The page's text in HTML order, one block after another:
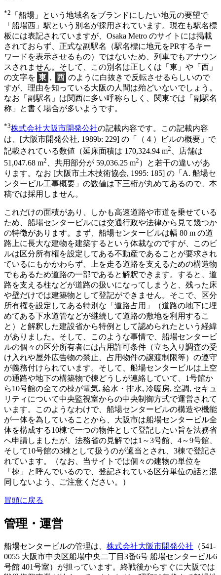
*2
「船場」という地域名をブランドにしたい地元の要望で
「船場西」駅という別名が採用されています。現在も駅名標
板には表記されていますが、Osaka Metro のサイトには掲載
されておらず、正式な副駅名（駅名標に地元をPRするキー
ワードを表示させるもの）ではないため、列車でもアナウン
スされません。そして、この別名は正しくは「東」や「西」
の文字を 東 , 西 のように白抜きで反転させるらしいので
すが、理由を知っている大阪の人間は殆どいないでしょう。
なお「副駅名」は関西に多い呼称らしく、関東では「副駅名
称」と書く場合が多いようです。
*3株式会社大阪市開発公社の記載内容です。この記載内容
は、[大阪市開発公社, 1989b: 229] の「（４）ビルの概要」で
記載されている数値（延床面積は 170,324.94 m2
、店舗は
51,047.68 m2 、共用部分が 59,036.25 m2 ）と若干の違いがあ
ります。なお [大阪市土木技術協会, 1995: 185] の「A. 船場セ
ンタービル工事概要」の数値は下三桁が丸めてあるので、本
稿では採用しません。
これだけの面積があり、しかも高速道路や市道を乗せている
ため、船場センタービルには交通行政や法律から見て幾つか
の特徴があります。まず、船場センタービルは幅 80 m の道
路上に長大な建物を建築するという体裁なのですが、このビ
ルは区分所有権を設定してある不動産であることが要求され
ているにもかかわらず、上を走る道路を支えるための構造物
でもあるため道路の一部であると解釈できます。すると、道
路を支える柱などが道路の扱いになってしまうと、残った床
や壁だけでは建築物として登記ができません。そこで、区分
所有権を設定してある特別な「道路占用」（道路の地下に埋
めてある下水道管などが継続して道路の敷地を利用するこ
と）と解釈した建設省から特例として認められたという経緯
がありました。そして、このような事情で、船場センタービ
ルの個々の区分所有者には占用許可条件（立ち入り調査の受
け入れや屋外広告物の禁止、占用物件の譲渡制限等）の遵守
が義務付けられています。そして、船場センタービルは上空
の通路や地下の構築物で棟どうしが連絡していて、1号館か
ら10号館の全ての棟が電気, 給水・排水, 冷暖房, 空調, セキュ
リティについて中央監視室からの中央制御方式で運営されて
います。このようなわけで、船場センタービルの構造や機能
が一体を為していることから、大阪市は船場センタービル全
体を構成する10棟で一つの物件として登記したい旨を法務省
へ申請しましたが、法務省の見解では1～3号館、4～9号館、
そして10号館の3棟として扱うのが適当とされ、3棟で登記さ
れています。（なお、当サイトでは個々の建物の単位を
「棟」と呼んでいるので、登記されている区分単位の話と混
同しないよう、ご注意ください。）
冒頭に戻る
管理・運営
船場センタービルの管理は、 株式会社大阪市開発公社 （541-
0055 大阪市中央区船場中央二丁目3番6号 船場センタービル6
号館 401号室）が担っています。終戦後からすぐに大阪では